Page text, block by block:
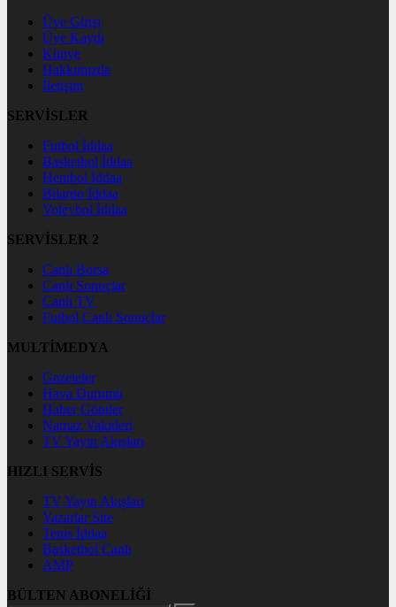
Üye Girişi
Üye Kaydı
Künye
Hakkımızda
İletişim
SERVİSLER
Futbol İddaa
Basketbol İddaa
Hentbol İddaa
Bilardo İddaa
Voleybol İddaa
SERVİSLER 2
Canlı Borsa
Canlı Sonuçlar
Canlı TV
Futbol Canlı Sonuçlar
MULTİMEDYA
Gazeteler
Hava Durumu
Haber Gönder
Namaz Vakitleri
TV Yayın Akışları
HIZLI SERVİS
TV Yayın Akışları
Yazarlar Site
Tenis İddaa
Basketbol Canlı
AMP
BÜLTEN ABONELİĞİ